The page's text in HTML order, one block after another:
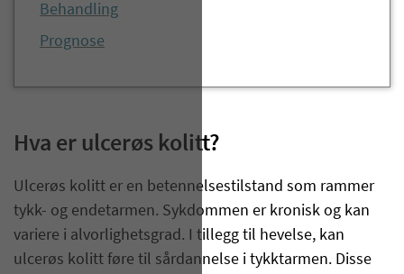
Behandling
Prognose
Hva er ulcerøs kolitt?
Ulcerøs kolitt er en betennelsestilstand som rammer
tykk- og endetarmen. Sykdommen er kronisk og kan
variere i alvorlighetsgrad. I tillegg til hevelse, kan
ulcerøs kolitt føre til sårdannelse i tykktarmen. Disse